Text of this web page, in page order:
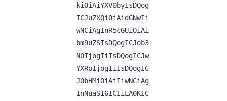
kiOiAiYXV0byIsDQog
ICJuZXQiOiAidGNwIi
wNCiAgInR5cGUiOiAi
bm9uZSIsDQogICJob3
N0IjogIiIsDQogICJw
YXRoIjogIiIsDQogIC
J0bHMiOiAiIiwNCiAg
InNuaSI6ICIiLA0KIC